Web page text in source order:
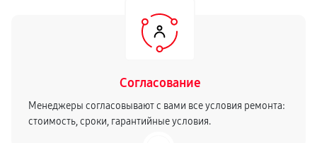
Согласование
Менеджеры согласовывают с вами все условия ремонта:
стоимость, сроки, гарантийные условия.